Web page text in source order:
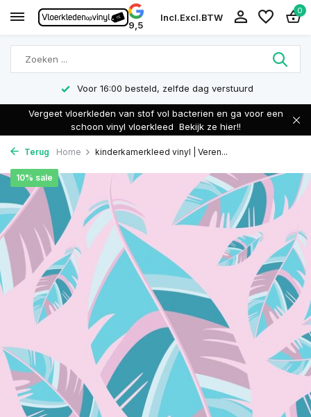
9,5
Incl.Excl.BTW
0
Voor 16:00 besteld, zelfde dag verstuurd
Vergeet vloerkleden van stof vol bacterien en ga voor een
schoon vinyl vloerkleed Bekijk ze hier!!
Terug Home kinderkamerkleed vinyl | Veren...
10% sale